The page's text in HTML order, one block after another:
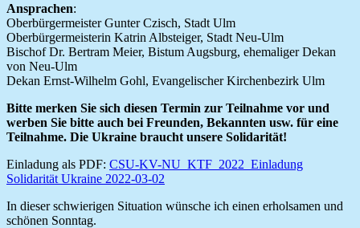
Ansprachen:
Oberbürgermeister Gunter Czisch, Stadt Ulm
Oberbürgermeisterin Katrin Albsteiger, Stadt Neu-Ulm
Bischof Dr. Bertram Meier, Bistum Augsburg, ehemaliger Dekan
von Neu-Ulm
Dekan Ernst-Wilhelm Gohl, Evangelischer Kirchenbezirk Ulm
Bitte merken Sie sich diesen Termin zur Teilnahme vor und
werben Sie bitte auch bei Freunden, Bekannten usw. für eine
Teilnahme. Die Ukraine braucht unsere Solidarität!
Einladung als PDF: CSU-KV-NU_KTF_2022_Einladung
Solidarität Ukraine 2022-03-02
In dieser schwierigen Situation wünsche ich einen erholsamen und
schönen Sonntag.